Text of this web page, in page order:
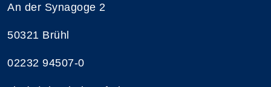
An der Synagoge 2
50321 Brühl
02232 94507-0